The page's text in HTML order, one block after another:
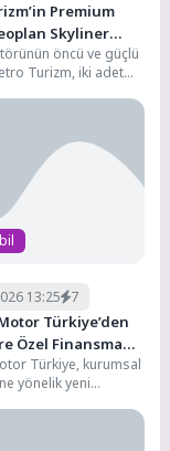
Premium
Skyliner
öncü ve güçlü
Turizm, iki adet
13:25 7
Türkiye’den
Özel Finansman
Leasing
Türkiye, kurumsal
yönelik yeni
devreye aldı.